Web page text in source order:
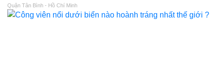
Quận Tân Bình - Hồ Chí Minh